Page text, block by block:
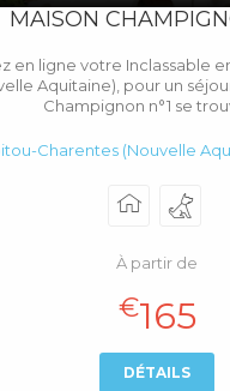
MAISON
en ligne votre Inclassable
Aquitaine), pour un
Champignon n°1 se
Charentes (Nouvelle
À partir de
€165
DÉTAILS